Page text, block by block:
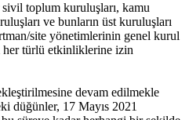
toplum kuruluşları, kamu
ve bunların üst kuruluşları
site yönetimlerinin genel kurul
her türlü etkinliklerine izin
devam edilmekle
düğünler, 17 Mayıs 2021